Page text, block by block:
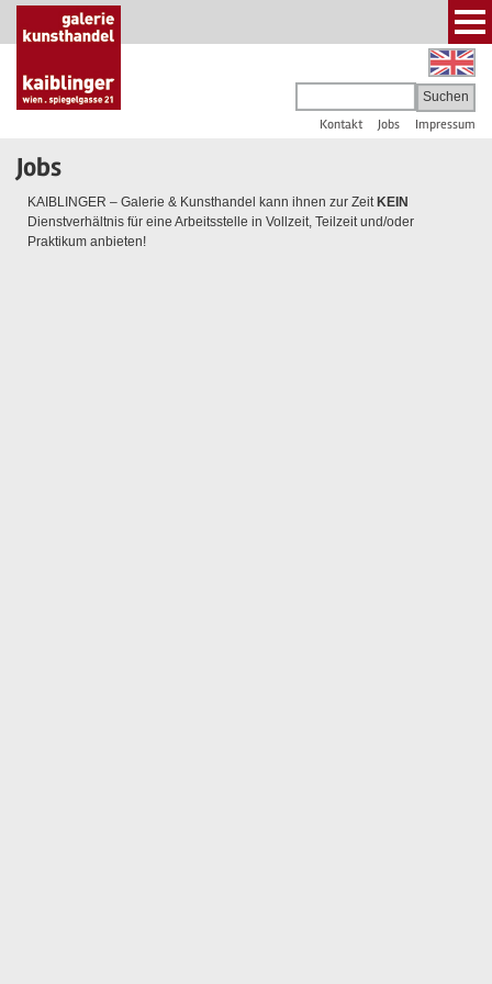
Kontakt Jobs Impressum
Jobs
KAIBLINGER – Galerie & Kunsthandel kann ihnen zur Zeit KEIN
Dienstverhältnis für eine Arbeitsstelle in Vollzeit, Teilzeit und/oder
Praktikum anbieten!